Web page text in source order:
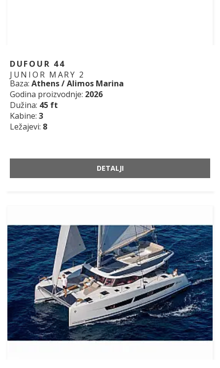
DUFOUR 44
JUNIOR MARY 2
Baza: Athens / Alimos Marina
Godina proizvodnje: 2026
Dužina: 45 ft
Kabine: 3
Ležajevi: 8
DETALJI